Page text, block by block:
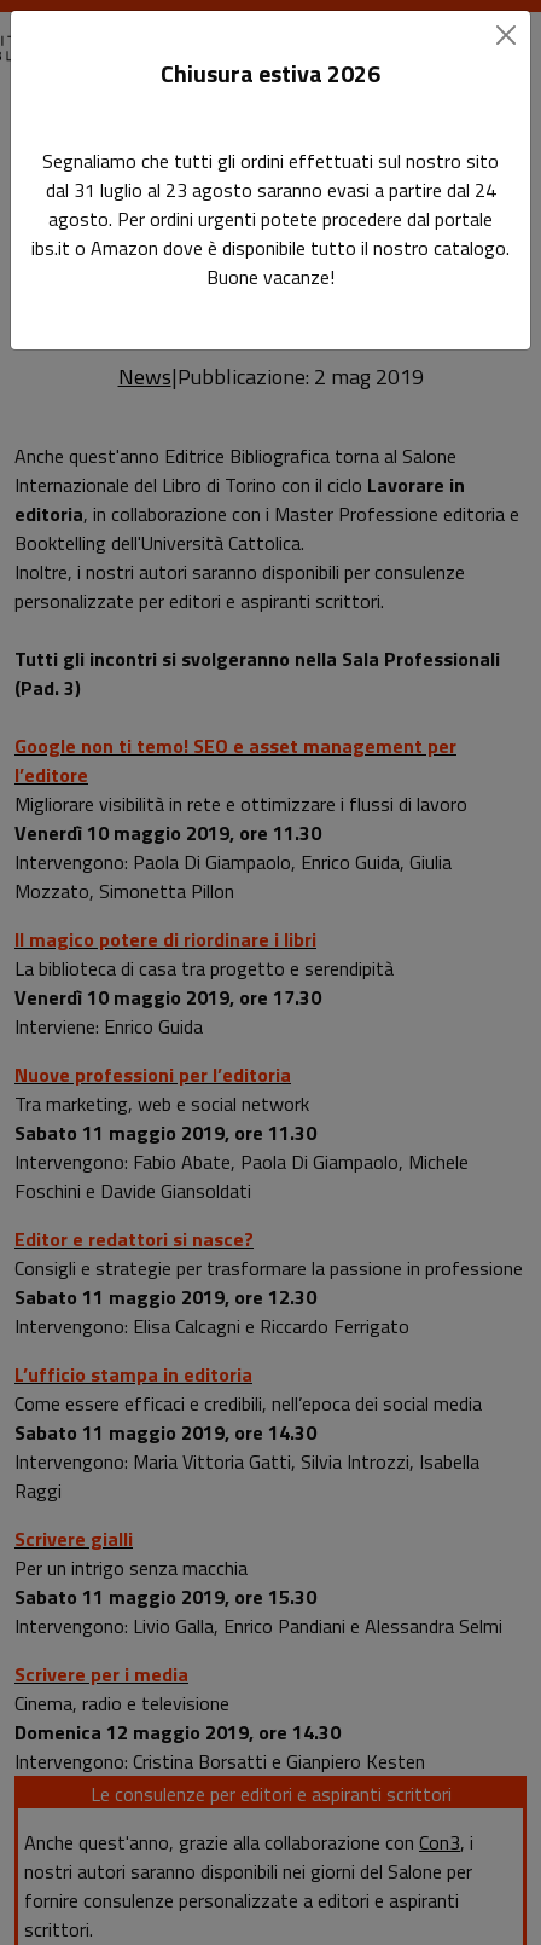
Salone del libro 2019: Nuovo ciclo Lavorare in editoria
Salone del libro 2019: Nuovo
ciclo Lavorare in editoria
Leggi l'articolo
News|Pubblicazione: 2 mag 2019
Anche quest'anno Editrice Bibliografica torna al Salone
Internazionale del Libro di Torino con il ciclo Lavorare in
editoria, in collaborazione con i Master Professione editoria e
Booktelling dell'Università Cattolica.
Inoltre, i nostri autori saranno disponibili per consulenze
personalizzate per editori e aspiranti scrittori.
Tutti gli incontri si svolgeranno nella Sala Professionali
(Pad. 3)
Google non ti temo! SEO e asset management per
l’editore
Migliorare visibilità in rete e ottimizzare i flussi di lavoro
Venerdì 10 maggio 2019, ore 11.30
Intervengono: Paola Di Giampaolo, Enrico Guida, Giulia
Mozzato, Simonetta Pillon
Il magico potere di riordinare i libri
La biblioteca di casa tra progetto e serendipità
Venerdì 10 maggio 2019, ore 17.30
Interviene: Enrico Guida
Nuove professioni per l’editoria
Tra marketing, web e social network
Sabato 11 maggio 2019, ore 11.30
Intervengono: Fabio Abate, Paola Di Giampaolo, Michele
Foschini e Davide Giansoldati
Editor e redattori si nasce?
Consigli e strategie per trasformare la passione in professione
Sabato 11 maggio 2019, ore 12.30
Intervengono: Elisa Calcagni e Riccardo Ferrigato
L’ufficio stampa in editoria
Come essere efficaci e credibili, nell’epoca dei social media
Sabato 11 maggio 2019, ore 14.30
Intervengono: Maria Vittoria Gatti, Silvia Introzzi, Isabella
Raggi
Scrivere gialli
Per un intrigo senza macchia
Sabato 11 maggio 2019, ore 15.30
Intervengono: Livio Galla, Enrico Pandiani e Alessandra Selmi
Scrivere per i media
Cinema, radio e televisione
Domenica 12 maggio 2019, ore 14.30
Intervengono: Cristina Borsatti e Gianpiero Kesten
Le consulenze per editori e aspiranti scrittori
Anche quest'anno, grazie alla collaborazione con Con3, i
nostri autori saranno disponibili nei giorni del Salone per
fornire consulenze personalizzate a editori e aspiranti
scrittori.
Chiusura estiva 2026
Segnaliamo che tutti gli ordini effettuati sul nostro sito
dal 31 luglio al 23 agosto saranno evasi a partire dal 24
agosto. Per ordini urgenti potete procedere dal portale
ibs.it o Amazon dove è disponibile tutto il nostro catalogo.
Buone vacanze!